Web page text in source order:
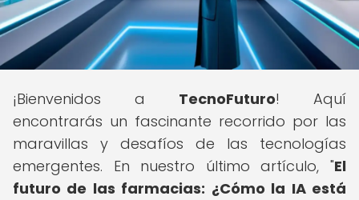
¡Bienvenidos a TecnoFuturo! Aquí
encontrarás un fascinante recorrido por las
maravillas y desafíos de las tecnologías
emergentes. En nuestro último artículo, "El
futuro de las farmacias: ¿Cómo la IA está